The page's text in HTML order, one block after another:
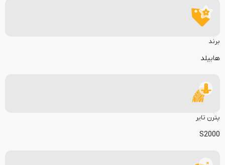
هابیلد
برند
S2000
پترن تایر